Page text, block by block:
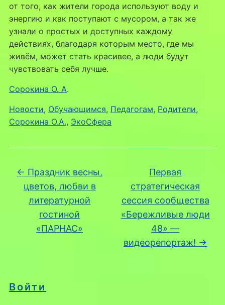
Войти
от того, как жители города используют воду и
энергию и как поступают с мусором, а так же
узнали о простых и доступных каждому
действиях, благодаря которым место, где мы
живём, может стать красивее, а люди будут
чувствовать себя лучше.
Сорокина О. А.
Новости, Обучающимся, Педагогам, Родители,
Сорокина О.А., ЭкоСфера
← Праздник весны,
цветов, любви в
литературной
гостиной
«ПАРНАС»
Первая
стратегическая
сессия сообщества
«Бережливые люди
48» —
видеорепортаж! →